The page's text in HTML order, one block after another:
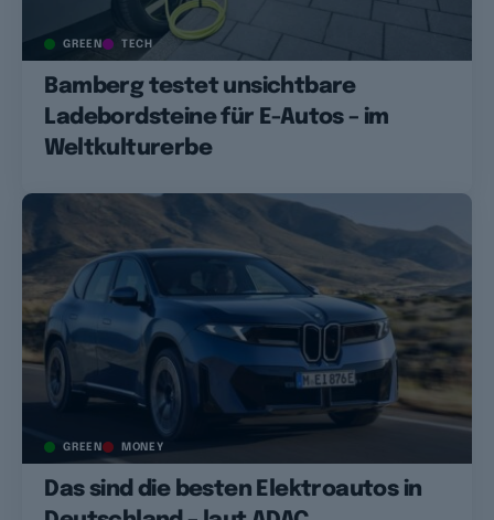
GREEN TECH
Bamberg testet unsichtbare
Ladebordsteine für E-Autos – im
Weltkulturerbe
GREEN MONEY
Das sind die besten Elektroautos in